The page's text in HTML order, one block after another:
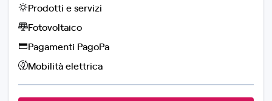
Prodotti e servizi
Fotovoltaico
Pagamenti PagoPa
Mobilità elettrica